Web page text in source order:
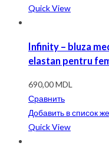
Quick View
Infinity – bluza
elastan pentru
690,00MDL
Сравнить
Добавить в список
Quick View